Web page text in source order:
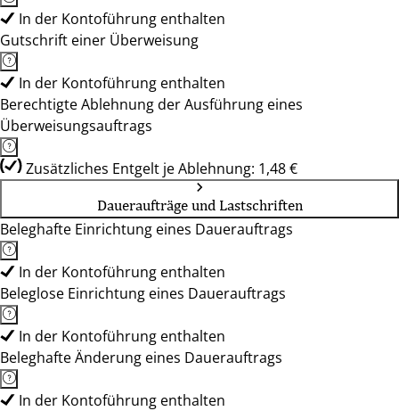
In der Kontoführung enthalten
Gutschrift einer Überweisung
In der Kontoführung enthalten
Berechtigte Ablehnung der Ausführung eines
Überweisungsauftrags
Zusätzliches Entgelt je Ablehnung: 1,48 €
Daueraufträge und Lastschriften
Beleghafte Einrichtung eines Dauerauftrags
In der Kontoführung enthalten
Beleglose Einrichtung eines Dauerauftrags
In der Kontoführung enthalten
Beleghafte Änderung eines Dauerauftrags
In der Kontoführung enthalten